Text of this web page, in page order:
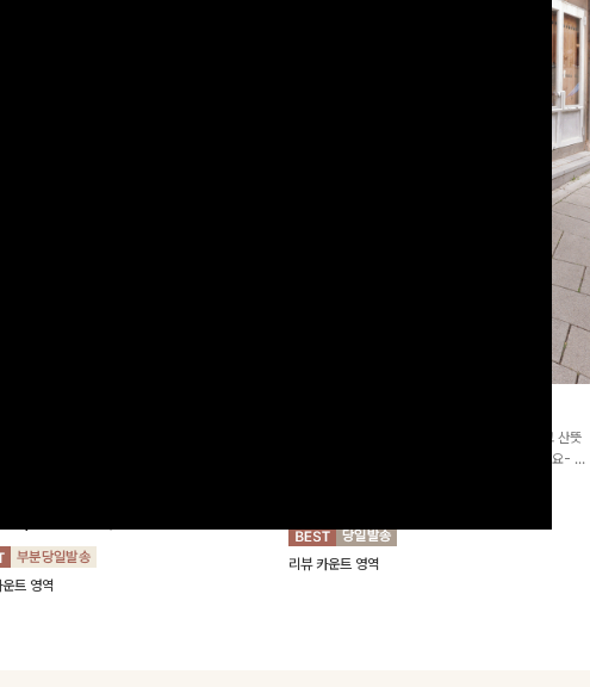
트 영역
[청순무드/체형커버]꾸안꾸 무드의 정석🤍 가볍고 산뜻
한 착용감으로 여름 내내 손이 자주 가는 원피스예요- 은
리뷰 카운트 영역